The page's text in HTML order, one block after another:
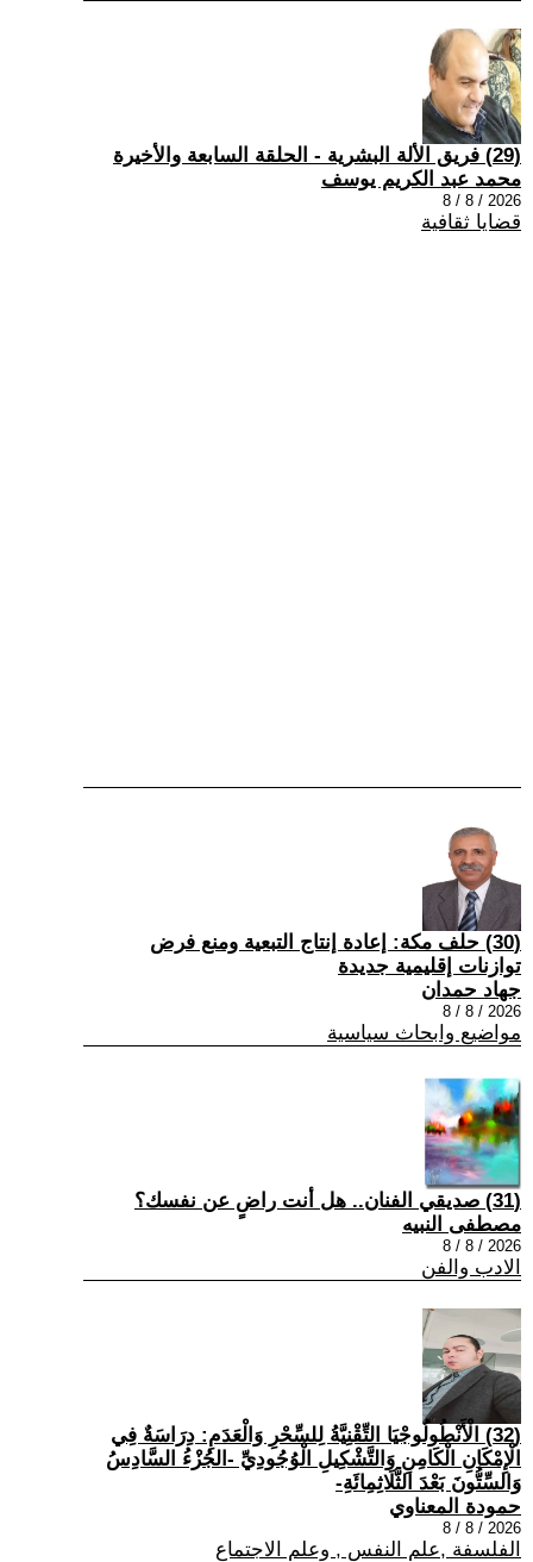
(29) فريق الألة البشرية - الحلقة السابعة والأخيرة
محمد عبد الكريم يوسف
2026 / 8 / 8
قضايا ثقافية
(30) حلف مكة: إعادة إنتاج التبعية ومنع فرض
توازنات إقليمية جديدة
جهاد حمدان
2026 / 8 / 8
مواضيع وابحاث سياسية
(31) صديقي الفنان.. هل أنت راضٍ عن نفسك؟
مصطفى النبيه
2026 / 8 / 8
الادب والفن
(32) الْأَنْطُولُوجْيَا التِّقْنِيَّةُ لِلسِّحْرِ وَالْعَدَمِ: دِرَاسَةٌ فِي
الْإِمْكَانِ الْكَامِنِ وَالتَّشْكِيلِ الْوُجُودِيِّ -الجُزْءُ السَّادِسُ
وَالسِّتُّونَ بَعْدَ الثَّلَاثِمِائَةِ-
حمودة المعناوي
2026 / 8 / 8
الفلسفة ,علم النفس , وعلم الاجتماع